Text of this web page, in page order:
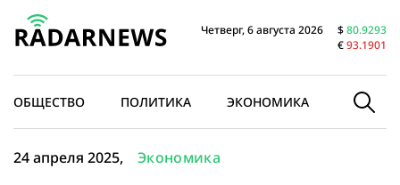
Четверг, 6 августа 2026 $80.9293
€93.1901
ОБЩЕСТВО ПОЛИТИКА ЭКОНОМИКА В МИРЕ
24 апреля 2025, Экономика